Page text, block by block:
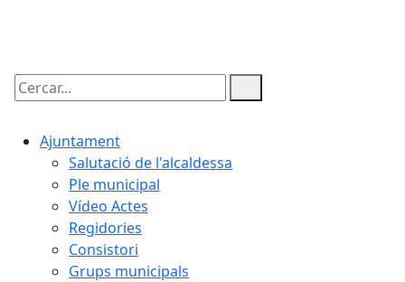
Cercar:
Ajuntament
Salutació de l'alcaldessa
Ple municipal
Vídeo Actes
Regidories
Consistori
Grups municipals